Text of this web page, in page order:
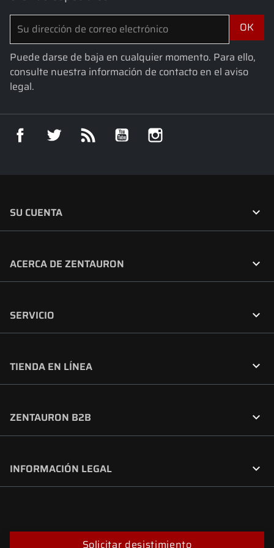
Puede darse de baja en cualquier momento. Para ello,
consulte nuestra información de contacto en el aviso
legal.
Facebook Twitter YouTube
SU CUENTA 
ACERCA DE ZENTAURON 
SERVICIO 
TIENDA EN LÍNEA 
ZENTAURON B2B 
INFORMACIÓN LEGAL 
Solicitar desistimiento